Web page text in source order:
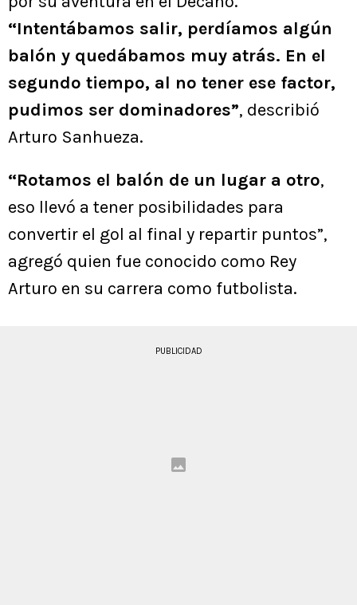
“Intentábamos salir, perdíamos algún
balón y quedábamos muy atrás. En el
segundo tiempo, al no tener ese factor,
pudimos ser dominadores”, describió
Arturo Sanhueza.
“Rotamos el balón de un lugar a otro,
eso llevó a tener posibilidades para
convertir el gol al final y repartir puntos”,
agregó quien fue conocido como Rey
Arturo en su carrera como futbolista.
PUBLICIDAD